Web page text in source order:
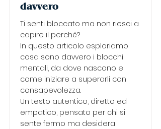
davvero
Ti senti bloccato ma non riesci a
capire il perché?
In questo articolo esploriamo
cosa sono davvero i blocchi
mentali, da dove nascono e
come iniziare a superarli con
consapevolezza.
Un testo autentico, diretto ed
empatico, pensato per chi si
sente fermo ma desidera